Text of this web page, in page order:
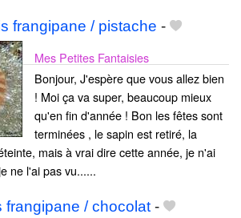
frangipane / pistache -
Mes Petites Fantaisies
Bonjour, J'espère que vous allez bien
! Moi ça va super, beaucoup mieux
qu'en fin d'année ! Bon les fêtes sont
terminées , le sapin est retiré, la
mais à vrai dire cette année, je n'ai
ne l'ai pas vu......
frangipane / chocolat-